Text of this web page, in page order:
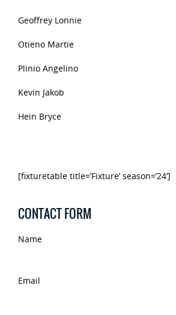
Geoffrey Lonnie
Otieno Martie
Plinio Angelino
Kevin Jakob
Hein Bryce
[fixturetable title=’Fixture’ season=’24’]
CONTACT FORM
Name
Email